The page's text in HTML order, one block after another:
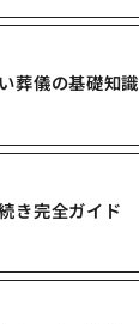
葬儀の基礎知識
き完全ガイド